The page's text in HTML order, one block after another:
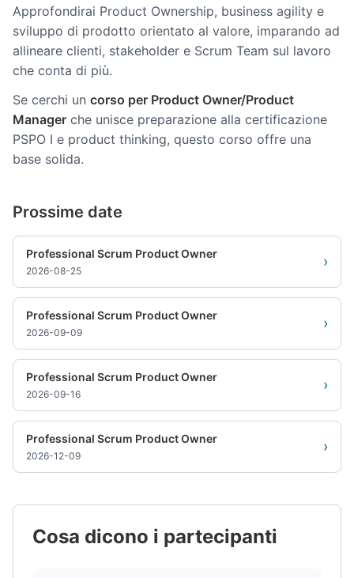
Approfondirai Product Ownership, business agility e
sviluppo di prodotto orientato al valore, imparando ad
allineare clienti, stakeholder e Scrum Team sul lavoro
che conta di più.
Se cerchi un corso per Product Owner/Product
Manager che unisce preparazione alla certificazione
PSPO I e product thinking, questo corso offre una
base solida.
Prossime date
Professional Scrum Product Owner
2026-08-25
›
Professional Scrum Product Owner
2026-09-09
›
Professional Scrum Product Owner
2026-09-16
›
Professional Scrum Product Owner
2026-12-09
›
Cosa dicono i partecipanti